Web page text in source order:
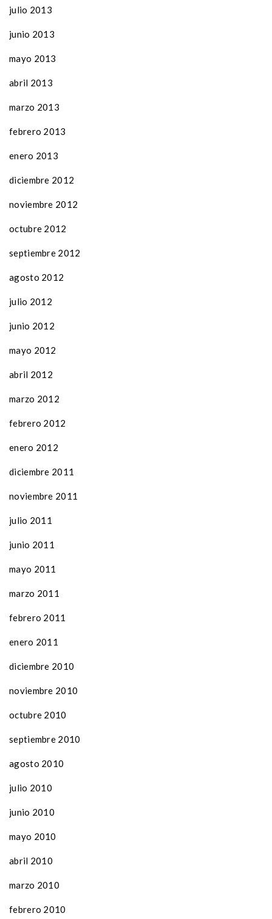
julio 2013
junio 2013
mayo 2013
abril 2013
marzo 2013
febrero 2013
enero 2013
diciembre 2012
noviembre 2012
octubre 2012
septiembre 2012
agosto 2012
julio 2012
junio 2012
mayo 2012
abril 2012
marzo 2012
febrero 2012
enero 2012
diciembre 2011
noviembre 2011
julio 2011
junio 2011
mayo 2011
marzo 2011
febrero 2011
enero 2011
diciembre 2010
noviembre 2010
octubre 2010
septiembre 2010
agosto 2010
julio 2010
junio 2010
mayo 2010
abril 2010
marzo 2010
febrero 2010